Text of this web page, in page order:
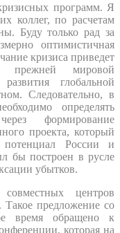
программ. Я
коллег, по расчетам
Буду только рад за
оптимистичная
кризиса приведет
прежней мировой
глобальной
Следовательно, в
определять
формирование
проекта, который
потенциал России и
бы построен в русле
убытков.
центров
Такое предложение со
время обращено к
которая на